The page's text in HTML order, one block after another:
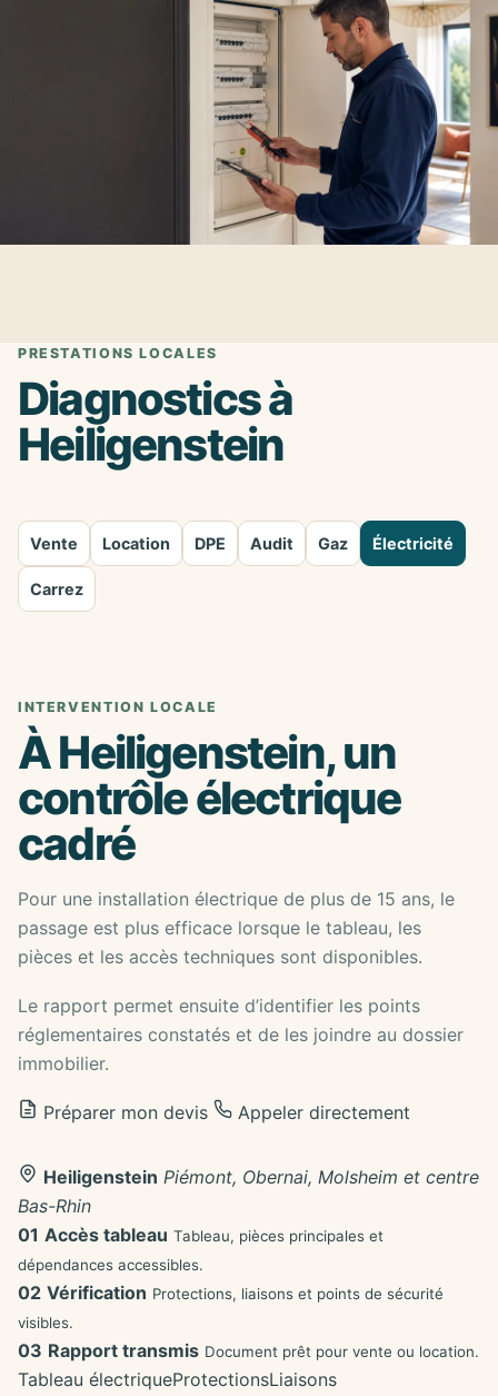
PRESTATIONS LOCALES
Diagnostics à
Heiligenstein
Vente Location DPE Audit Gaz Électricité
Carrez
INTERVENTION LOCALE
À Heiligenstein, un
contrôle électrique
cadré
Pour une installation électrique de plus de 15 ans, le
passage est plus efficace lorsque le tableau, les
pièces et les accès techniques sont disponibles.
Le rapport permet ensuite d’identifier les points
réglementaires constatés et de les joindre au dossier
immobilier.
Préparer mon devis Appeler directement
Heiligenstein Piémont, Obernai, Molsheim et centre
Bas-Rhin
01 Accès tableau Tableau, pièces principales et
dépendances accessibles.
02 Vérification Protections, liaisons et points de sécurité
visibles.
03 Rapport transmis Document prêt pour vente ou location.
Tableau électriqueProtectionsLiaisons